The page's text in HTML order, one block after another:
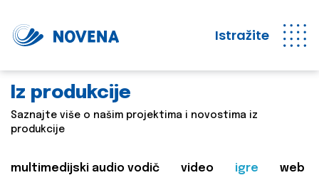
Istražite
Iz produkcije
Saznajte više o našim projektima i novostima iz
produkcije
multimedijski audio vodič video igre web